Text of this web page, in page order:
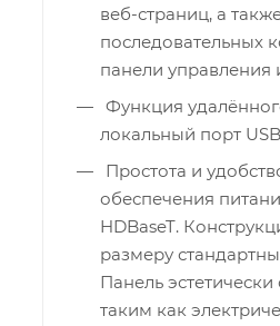
веб-страниц, а
последовательных
панели управления
Функция
локальный порт
Простота и
обеспечения
HDBaseT.
размеру
Панель
таким как